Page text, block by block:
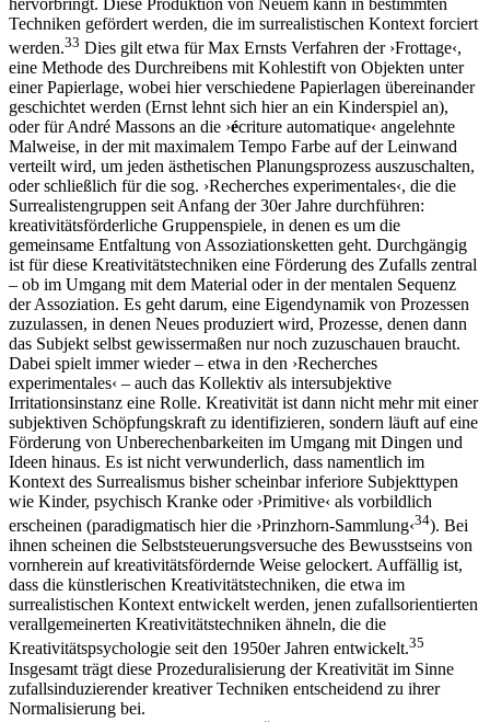
Techniken gefördert werden, die im surrealistischen Kontext forciert
werden.33 Dies gilt etwa für Max Ernsts Verfahren der ›Frottage‹,
eine Methode des Durchreibens mit Kohlestift von Objekten unter
einer Papierlage, wobei hier verschiedene Papierlagen übereinander
geschichtet werden (Ernst lehnt sich hier an ein Kinderspiel an),
oder für André Massons an die ›écriture automatique‹ angelehnte
Malweise, in der mit maximalem Tempo Farbe auf der Leinwand
verteilt wird, um jeden ästhetischen Planungsprozess auszuschalten,
oder schließlich für die sog. ›Recherches experimentales‹, die die
Surrealistengruppen seit Anfang der 30er Jahre durchführen:
kreativitätsförderliche Gruppenspiele, in denen es um die
gemeinsame Entfaltung von Assoziationsketten geht. Durchgängig
ist für diese Kreativitätstechniken eine Förderung des Zufalls zentral
– ob im Umgang mit dem Material oder in der mentalen Sequenz
der Assoziation. Es geht darum, eine Eigendynamik von Prozessen
zuzulassen, in denen Neues produziert wird, Prozesse, denen dann
das Subjekt selbst gewissermaßen nur noch zuzuschauen braucht.
Dabei spielt immer wieder – etwa in den ›Recherches
experimentales‹ – auch das Kollektiv als intersubjektive
Irritationsinstanz eine Rolle. Kreativität ist dann nicht mehr mit einer
subjektiven Schöpfungskraft zu identifizieren, sondern läuft auf eine
Förderung von Unberechenbarkeiten im Umgang mit Dingen und
Ideen hinaus. Es ist nicht verwunderlich, dass namentlich im
Kontext des Surrealismus bisher scheinbar inferiore Subjekttypen
wie Kinder, psychisch Kranke oder ›Primitive‹ als vorbildlich
erscheinen (paradigmatisch hier die ›Prinzhorn-Sammlung‹34). Bei
ihnen scheinen die Selbststeuerungsversuche des Bewusstseins von
vornherein auf kreativitätsfördernde Weise gelockert. Auffällig ist,
dass die künstlerischen Kreativitätstechniken, die etwa im
surrealistischen Kontext entwickelt werden, jenen zufallsorientierten
verallgemeinerten Kreativitätstechniken ähneln, die die
Kreativitätspsychologie seit den 1950er Jahren entwickelt.35
Insgesamt trägt diese Prozeduralisierung der Kreativität im Sinne
zufallsinduzierender kreativer Techniken entscheidend zu ihrer
Normalisierung bei.